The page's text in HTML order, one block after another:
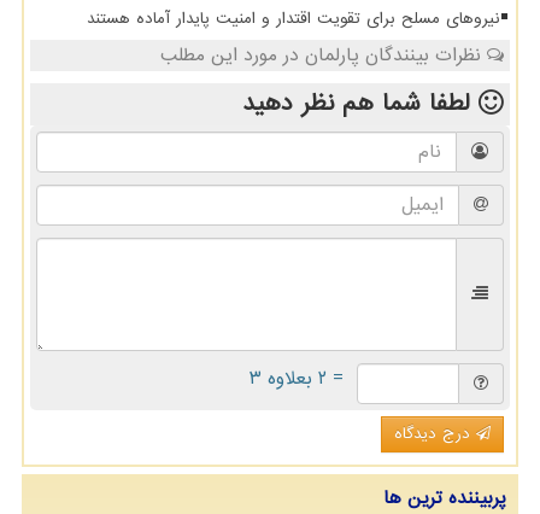
نیروهای مسلح برای تقویت اقتدار و امنیت پایدار آماده هستند
نظرات بینندگان پارلمان در مورد این مطلب
لطفا شما همنظر دهید
= ۲ بعلاوه ۳
درج دیدگاه
پربیننده ترین ها